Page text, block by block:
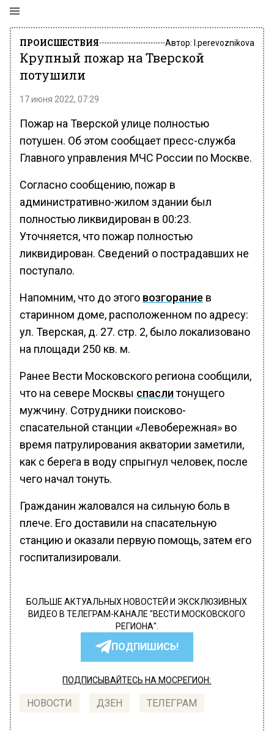
ПРОИСШЕСТВИЯ Автор: l.perevoznikova
Крупный пожар на Тверской
потушили
17 июня 2022, 07:29
Пожар на Тверской улице полностью
потушен. Об этом сообщает пресс-служба
Главного управления МЧС России по Москве.
Согласно сообщению, пожар в
административно-жилом здании был
полностью ликвидирован в 00:23.
Уточняется, что пожар полностью
ликвидирован. Сведений о пострадавших не
поступало.
Напомним, что до этого возгорание в
старинном доме, расположенном по адресу:
ул. Тверская, д. 27. стр. 2, было локализовано
на площади 250 кв. м.
Ранее Вести Московского региона сообщили,
что на севере Москвы спаслитонущего
мужчину. Сотрудники поисково-
спасательной станции «Левобережная» во
время патрулирования акватории заметили,
как с берега в воду спрыгнул человек, после
чего начал тонуть.
Гражданин жаловался на сильную боль в
плече. Его доставили на спасательную
станцию и оказали первую помощь, затем его
госпитализировали.
БОЛЬШЕ АКТУАЛЬНЫХ НОВОСТЕЙ И ЭКСКЛЮЗИВНЫХ
ВИДЕО В ТЕЛЕГРАМ-КАНАЛЕ "ВЕСТИ МОСКОВСКОГО
РЕГИОНА".
ПОДПИШИСЬ!
ПОДПИСЫВАЙТЕСЬ НА МОСРЕГИОН:
НОВОСТИ ДЗЕН ТЕЛЕГРАМ